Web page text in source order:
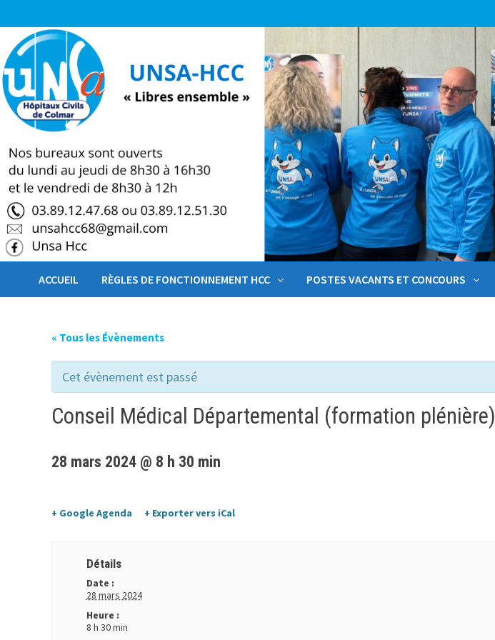
au
contenu
ACCUEIL RÈGLES DE FONCTIONNEMENT HCC POSTES VACANTS ET CONCOURS
« Tous les Évènements
Cet évènement est passé
Conseil Médical Départemental (formation plénière)
28 mars 2024 @ 8 h 30 min
+ Google Agenda + Exporter vers iCal
Détails
Date :
28 mars 2024
Heure :
8 h 30 min